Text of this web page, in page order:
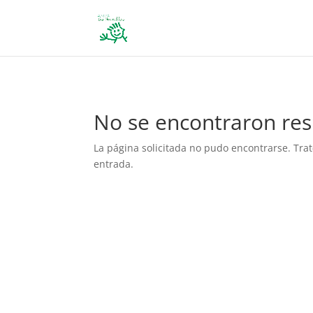
No se encontraron
La página solicitada no pudo encontrarse.
entrada.